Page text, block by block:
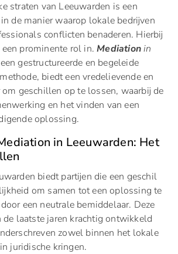
straten van Leeuwarden is een
de manier waarop lokale bedrijven
conflicten benaderen. Hierbij
prominente rol in.Mediationin
gestructureerde en begeleide
biedt een vredelievende en
geschillen op te lossen, waarbij de
en het vinden van een
oplossing.
in Leeuwarden: Het
biedt partijen die een geschil
om samen tot een oplossing te
een neutrale bemiddelaar. Deze
de laatste jaren krachtig ontwikkeld
zowel binnen het lokale
juridische kringen.